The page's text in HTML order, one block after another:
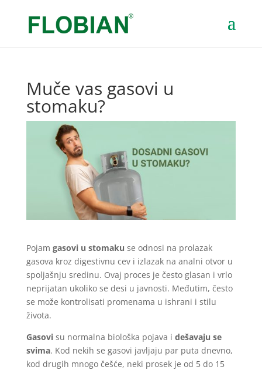
Muče vas gasovi u
stomaku?
Pojam gasovi u stomaku se odnosi na prolazak
gasova kroz digestivnu cev i izlazak na analni otvor u
spoljašnju sredinu. Ovaj proces je često glasan i vrlo
neprijatan ukoliko se desi u javnosti. Međutim, često
se može kontrolisati promenama u ishrani i stilu
života.
Gasovisu normalna biološka pojava i dešavaju se
svima. Kod nekih se gasovi javljaju par puta dnevno,
kod drugih mnogo češće, neki prosek je od 5 do 15